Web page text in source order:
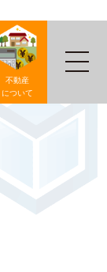
不動産
について